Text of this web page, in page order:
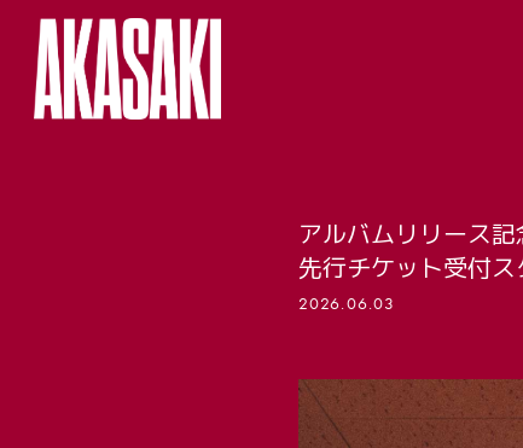
アルバムリリース
先行チケット受付ス
2026.06.03